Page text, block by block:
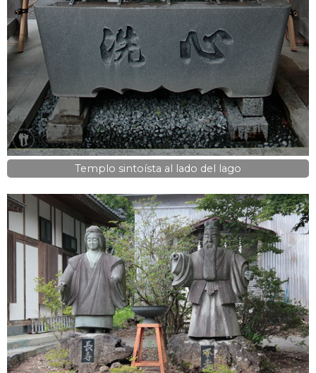
Templo sintoísta al lado del lago